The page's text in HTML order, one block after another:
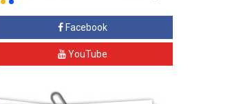
Facebook
YouTube